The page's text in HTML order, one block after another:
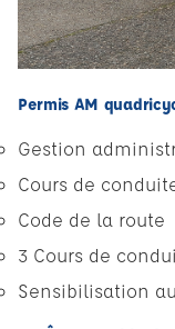
Permis AM
Gestion
Cours de
Code de la route
3 Cours de
Sensibilisation